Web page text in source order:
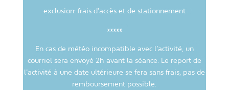
exclusion: frais d’accès et de stationnement
*****
En cas de météo incompatible avec l’activité, un
courriel sera envoyé 2h avant la séance. Le report de
l’activité à une date ultérieure se fera sans frais, pas de
remboursement possible.